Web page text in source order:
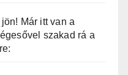
Már itt van a
szakad rá a